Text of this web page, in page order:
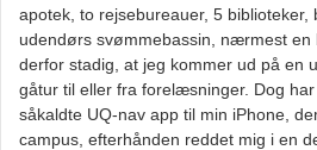
apotek, to rejsebureauer, 5 biblioteker,
udendørs svømmebassin, nærmest en
derfor stadig, at jeg kommer ud på en
gåtur til eller fra forelæsninger. Dog
såkaldte UQ-nav app til min iPhone,
campus, efterhånden reddet mig i en